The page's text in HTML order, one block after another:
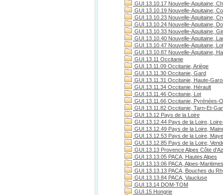
GUI.13.10.17 Nouvelle-Aquitaine,
GUI.13.10.19 Nouvelle-Aquitaine,
GUI.13.10.23 Nouvelle-Aquitaine,
GUI.13.10.24 Nouvelle-Aquitaine,
GUI.13.10.33 Nouvelle-Aquitaine,
GUI.13.10.40 Nouvelle-Aquitaine,
GUI.13.10.47 Nouvelle-Aquitaine,
GUI.13.10.87 Nouvelle-Aquitaine,
GUI.13.11 Occitanie
GUI.13.11.09 Occitanie, Ariège
GUI.13.11.30 Occitanie, Gard
GUI.13.11.31 Occitanie, Haute-
GUI.13.11.34 Occitanie, Hérault
GUI.13.11.46 Occitanie, Lot
GUI.13.11.66 Occitanie, Pyrénées-
GUI.13.11.82 Occitanie, Tarn-Et-
GUI.13.12 Pays de la Loire
GUI.13.12.44 Pays de la Loire,
GUI.13.12.49 Pays de la Loire,
GUI.13.12.53 Pays de la Loire,
GUI.13.12.85 Pays de la Loire,
GUI.13.13 Provence Alpes Côte
GUI.13.13.05 PACA, Hautes Alpes
GUI.13.13.06 PACA, Alpes-Maritimes
GUI.13.13.13 PACA, Bouches du
GUI.13.13.84 PACA, Vaucluse
GUI.13.14 DOM-TOM
GUI.15 Hongrie